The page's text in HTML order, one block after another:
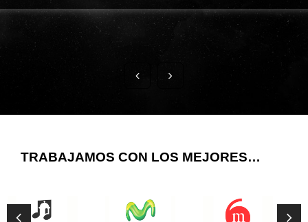
TRABAJAMOS CON LOS MEJORES…